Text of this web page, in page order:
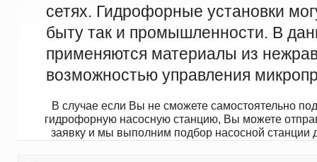
сетях. Гидрофорные установки
быту так и промышленности. В
применяются материалы из
возможностью управления
В случае если Вы не сможете самостоятельно
гидрофорную насосную станцию, Вы можете
заявку и мы выполним подбор насосной станции